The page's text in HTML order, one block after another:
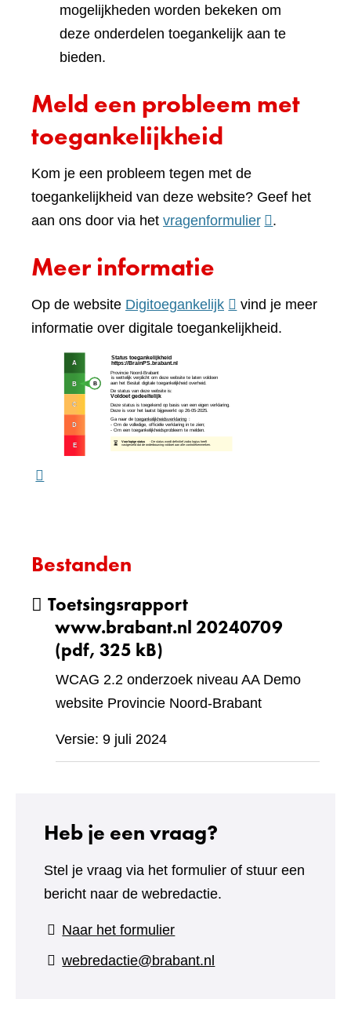
mogelijkheden worden bekeken om
deze onderdelen toegankelijk aan te
bieden.
Meld een probleem met
toegankelijkheid
Kom je een probleem tegen met de
toegankelijkheid van deze website? Geef het
aan ons door via het vragenformulier(verwijst
website)
.
Meer informatie
Op de website Digitoegankelijk(verwijst
naar
vind je meer
informatie over digitale toegankelijkheid.
Bestanden
Toetsingsrapport
www.brabant.nl 20240709
(pdf, 325 kB)
WCAG 2.2 onderzoek niveau AA Demo
website Provincie Noord-Brabant
Versie: 9 juli 2024
Heb je een vraag?
Stel je vraag via het formulier of stuur een
bericht naar de webredactie.
Naar het formulier(verwijst
naar
webredactie@brabant.nl